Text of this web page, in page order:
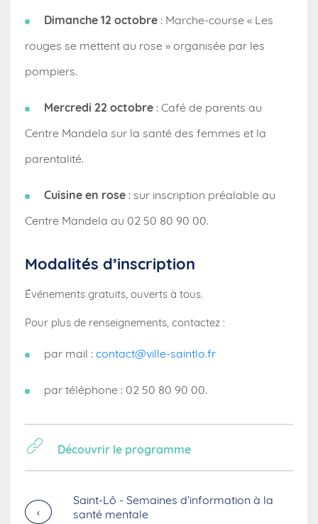
Dimanche 12 octobre : Marche-course « Les
rouges se mettent au rose » organisée par les
pompiers.
Mercredi 22 octobre : Café de parents au
Centre Mandela sur la santé des femmes et la
parentalité.
Cuisine en rose : sur inscription préalable au
Centre Mandela au 02 50 80 90 00.
Modalités d’inscription
Événements gratuits, ouverts à tous.
Pour plus de renseignements, contactez :
par mail : contact@ville-saintlo.fr
par téléphone : 02 50 80 90 00.
Découvrir le programme
›
Saint-Lô - Semaines d’information à la
santé mentale